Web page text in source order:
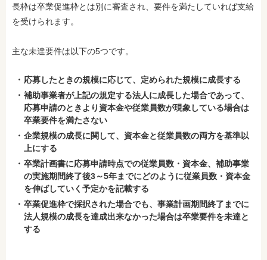
長枠は卒業促進枠とは別に審査され、要件を満たしていれば支給
を受けられます。
主な未達要件は以下の5つです。
応募したときの規模に応じて、定められた規模に成長する
補助事業者が上記の規定する法人に成長した場合であって、
応募申請のときより資本金や従業員数が現象している場合は
卒業要件を満たさない
企業規模の成長に関して、資本金と従業員数の両方を基準以
上にする
卒業計画書に応募申請時点での従業員数・資本金、補助事業
の実施期間終了後3～5年までにどのように従業員数・資本金
を伸ばしていく予定かを記載する
卒業促進枠で採択された場合でも、事業計画期間終了までに
法人規模の成長を達成出来なかった場合は卒業要件を未達と
する